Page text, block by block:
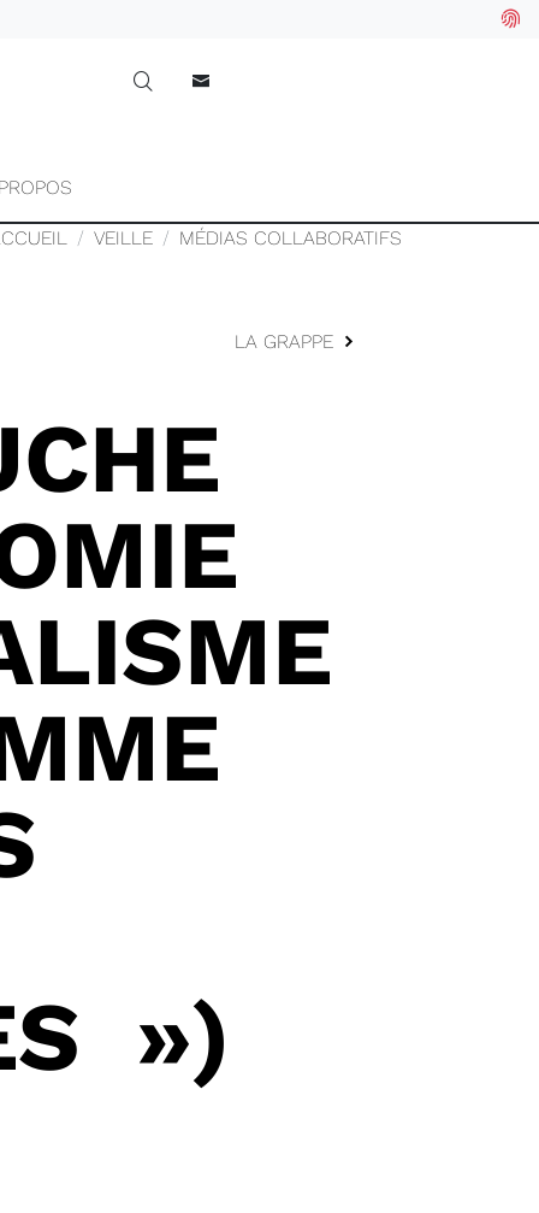
VEILLE MÉDIAS COLLABORATIFS
LA GRAPPE
»)